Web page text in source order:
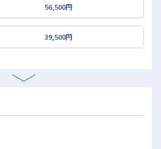
56,500円
39,500円